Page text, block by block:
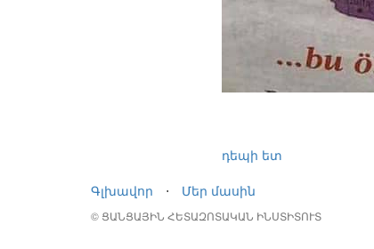
դեպի ետ
Գլխավոր
⋅ Մեր մասին
© ՑԱՆՑԱՅԻՆ ՀԵՏԱԶՈՏԱԿԱՆ ԻՆՍՏԻՏՈՒՏ